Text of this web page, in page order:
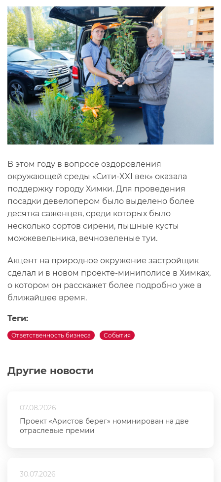
Другие новости
07.08.2026
Проект «Аристов берег» номинирован на две
отраслевые премии
30.07.2026
В этом году в вопросе оздоровления
окружающей среды «Сити-XXI век» оказала
поддержку городу Химки. Для проведения
посадки девелопером было выделено более
десятка саженцев, среди которых было
несколько сортов сирени, пышные кусты
можжевельника, вечнозеленые туи.
Акцент на природное окружение застройщик
сделал и в новом проекте-миниполисе в Химках,
о котором он расскажет более подробно уже в
ближайшее время.
Теги:
Ответственность бизнеса События